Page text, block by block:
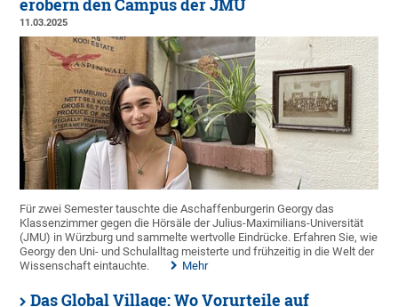
erobern den Campus der JMU
11.03.2025
Für zwei Semester tauschte die Aschaffenburgerin Georgy das
Klassenzimmer gegen die Hörsäle der Julius-Maximilians-Universität
(JMU) in Würzburg und sammelte wertvolle Eindrücke. Erfahren Sie, wie
Georgy den Uni- und Schulalltag meisterte und frühzeitig in die Welt der
Wissenschaft eintauchte.
Mehr
Das Global Village: Wo Vorurteile auf